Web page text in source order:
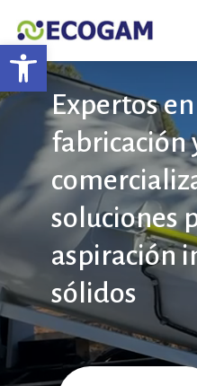
Abrir barra de herramientas
to
main
contentExpertosen
fabricación
soluciones
aspiración
sólidos